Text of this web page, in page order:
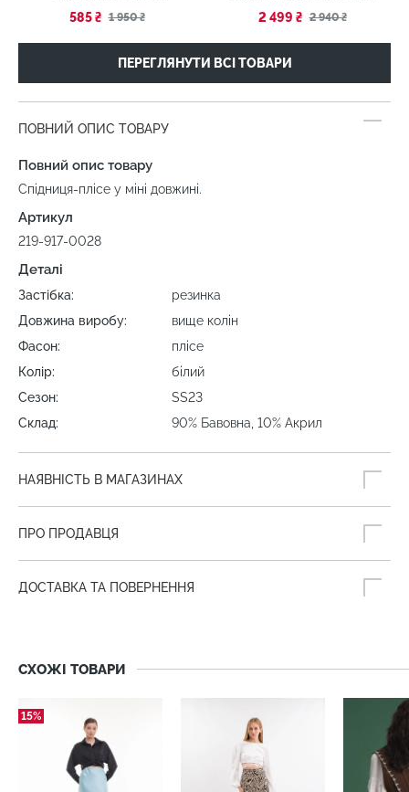
585 ₴ 1 950 ₴ 2 499 ₴ 2 940 ₴
ПЕРЕГЛЯНУТИ ВСІ ТОВАРИ
ПОВНИЙ ОПИС ТОВАРУ
Повний опис товару
Спідниця-плісе у міні довжині.
Артикул
219-917-0028
Деталі
Застібка:
резинка
Довжина виробу:
вище колін
Фасон:
плісе
Колір:
білий
Сезон:
SS23
Склад:
90% Бавовна, 10% Акрил
НАЯВНІСТЬ В МАГАЗИНАХ
ПРО ПРОДАВЦЯ
ДОСТАВКА ТА ПОВЕРНЕННЯ
СХОЖІ ТОВАРИ
15%